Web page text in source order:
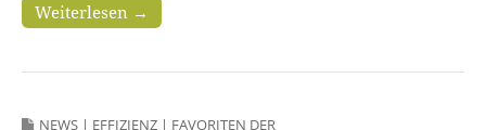
Weiterlesen →
NEWS | EFFIZIENZ | FAVORITEN DER